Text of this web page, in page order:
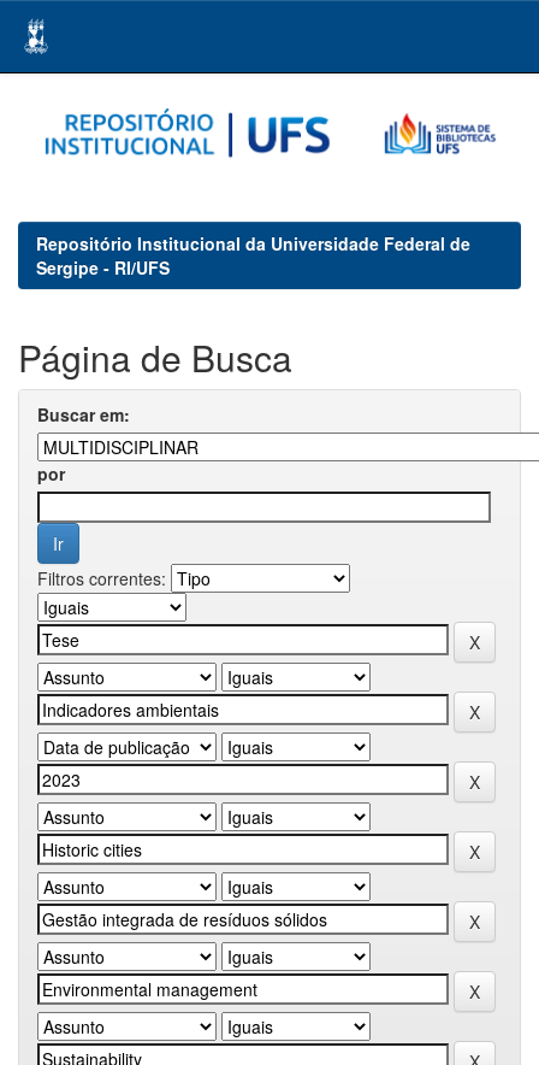
navigation
Repositório Institucional da Universidade Federal de
Sergipe - RI/UFS
Página de Busca
Buscar em:
por
Filtros correntes: